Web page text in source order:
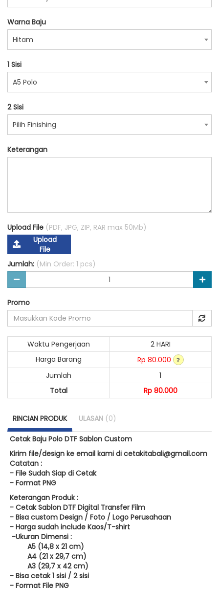
Warna Baju
Hitam
1 Sisi
A5 Polo
2 Sisi
Pilih Finishing
Keterangan
Upload File (PDF, JPG, ZIP, RAR max 50Mb)
Upload
File
Jumlah: (Min Order: 1 pcs)
Promo
Waktu Pengerjaan
2 HARI
Harga Barang
Rp 80.000
Jumlah
1
Total
Rp 80.000
RINCIAN PRODUK ULASAN (0)
Cetak Baju Polo DTF Sablon Custom
Kirim file/design ke email kami di cetakitabali@gmail.com
Catatan :
- File Sudah Siap di Cetak
- Format PNG
Keterangan Produk :
- Cetak Sablon DTF Digital Transfer Film
- Bisa custom Design / Foto / Logo Perusahaan
- Harga sudah include Kaos/T-shirt
-Ukuran Dimensi :
A5 (14,8 x 21 cm)
A4 (21 x 29,7 cm)
A3 (29,7 x 42 cm)
- Bisa cetak 1 sisi / 2 sisi
- Format File PNG